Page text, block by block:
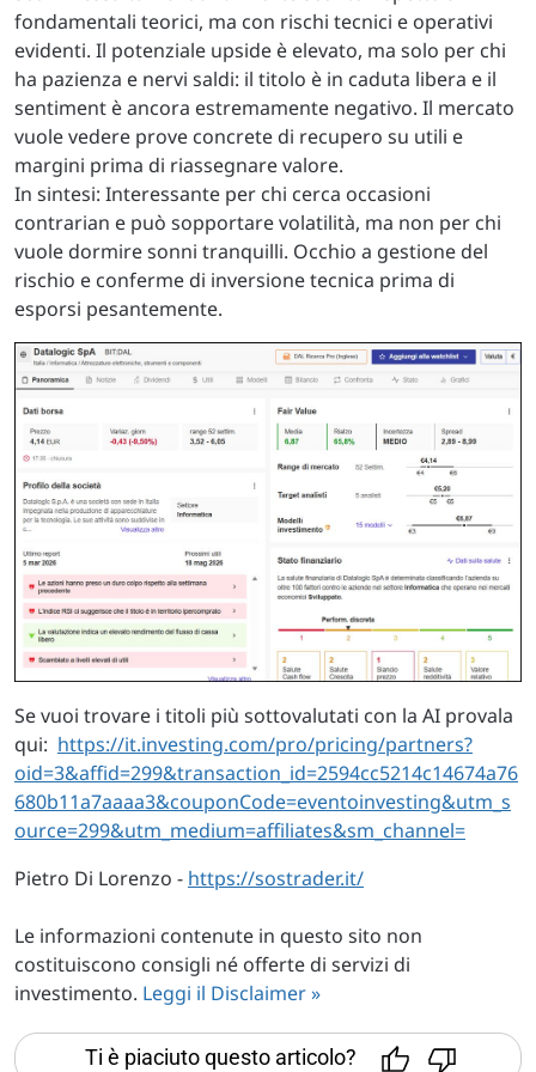
fondamentali teorici, ma con rischi tecnici e operativi
evidenti. Il potenziale upside è elevato, ma solo per chi
ha pazienza e nervi saldi: il titolo è in caduta libera e il
sentiment è ancora estremamente negativo. Il mercato
vuole vedere prove concrete di recupero su utili e
margini prima di riassegnare valore.
In sintesi: Interessante per chi cerca occasioni
contrarian e può sopportare volatilità, ma non per chi
vuole dormire sonni tranquilli. Occhio a gestione del
rischio e conferme di inversione tecnica prima di
esporsi pesantemente.
Se vuoi trovare i titoli più sottovalutati con la AI provala
qui: https://it.investing.com/pro/pricing/partners?
oid=3&affid=299&transaction_id=2594cc5214c14674a76
680b11a7aaaa3&couponCode=eventoinvesting&utm_s
ource=299&utm_medium=affiliates&sm_channel=
Pietro Di Lorenzo - https://sostrader.it/
Le informazioni contenute in questo sito non
costituiscono consigli né offerte di servizi di
investimento. Leggi il Disclaimer »
Ti è piaciuto questo articolo?